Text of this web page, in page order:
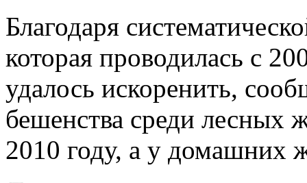
Благодаря
которая проводилась с
удалось искоренить,
бешенства среди лесных
2010 году, а у домашних